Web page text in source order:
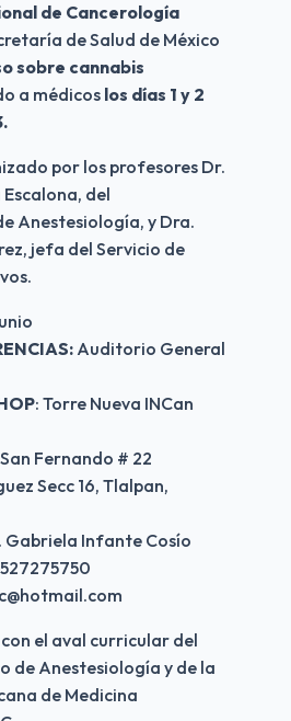
de Cancerología
de Salud de México
sobre cannabis
a médicos los días 1 y 2
por los profesores Dr.
del
Anestesiología, y Dra.
jefa del Servicio de
Auditorio General
: Torre Nueva INCan
San Fernando # 22
Secc 16, Tlalpan,
Gabriela Infante Cosío
el aval curricular del
de Anestesiología y de la
de Medicina